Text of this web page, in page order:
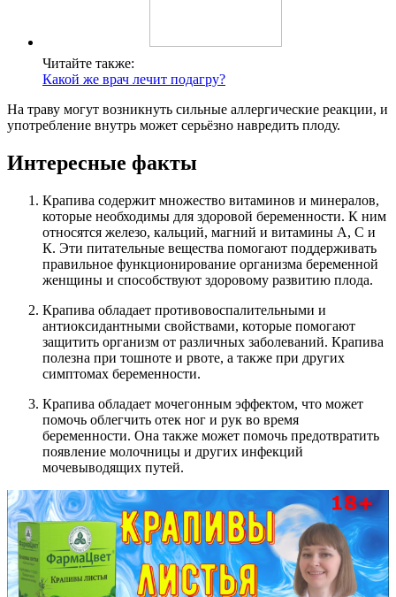
Читайте также:
Какой же врач лечит подагру?
На траву могут возникнуть сильные аллергические реакции, и
употребление внутрь может серьёзно навредить плоду.
Интересные факты
Крапива содержит множество витаминов и минералов,
которые необходимы для здоровой беременности. К ним
относятся железо, кальций, магний и витамины А, С и
К. Эти питательные вещества помогают поддерживать
правильное функционирование организма беременной
женщины и способствуют здоровому развитию плода.
Крапива обладает противовоспалительными и
антиоксидантными свойствами, которые помогают
защитить организм от различных заболеваний. Крапива
полезна при тошноте и рвоте, а также при других
симптомах беременности.
Крапива обладает мочегонным эффектом, что может
помочь облегчить отек ног и рук во время
беременности. Она также может помочь предотвратить
появление молочницы и других инфекций
мочевыводящих путей.